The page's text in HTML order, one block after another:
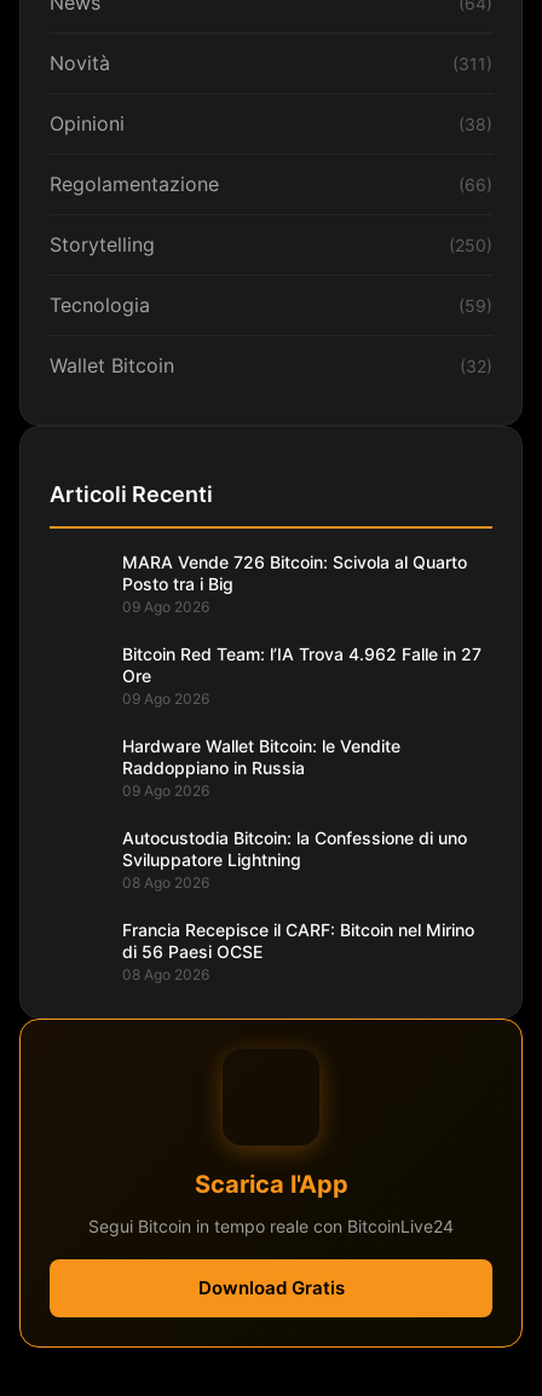
Novità (311)
Opinioni (38)
Regolamentazione (66)
Storytelling (250)
Tecnologia (59)
Wallet Bitcoin (32)
Articoli Recenti
MARA Vende 726 Bitcoin: Scivola al Quarto
Posto tra i Big
09 Ago 2026
Bitcoin Red Team: l’IA Trova 4.962 Falle in 27
Ore
09 Ago 2026
Hardware Wallet Bitcoin: le Vendite
Raddoppiano in Russia
09 Ago 2026
Autocustodia Bitcoin: la Confessione di uno
Sviluppatore Lightning
08 Ago 2026
Francia Recepisce il CARF: Bitcoin nel Mirino
di 56 Paesi OCSE
08 Ago 2026
Scarica l'App
Segui Bitcoin in tempo reale con BitcoinLive24
Download Gratis